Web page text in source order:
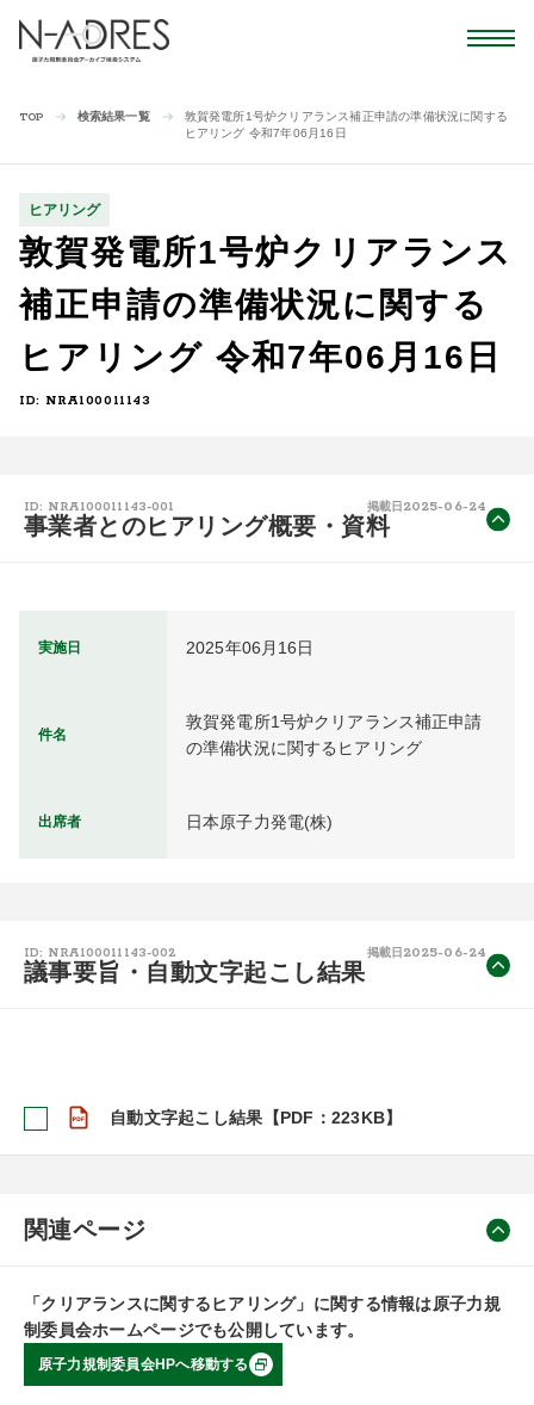
TOP 検索結果一覧
敦賀発電所1号炉クリアランス補正申請の準備状況に関する
ヒアリング 令和7年06月16日
ヒアリング
敦賀発電所1号炉クリアランス
補正申請の準備状況に関する
ヒアリング 令和7年06月16日
ID: NRA100011143
ID: NRA100011143-001 掲載日 2025-06-24
事業者とのヒアリング概要・資料
実施日 2025年06月16日
件名
敦賀発電所1号炉クリアランス補正申請
の準備状況に関するヒアリング
出席者 日本原子力発電(株)
ID: NRA100011143-002 掲載日 2025-06-24
議事要旨・自動文字起こし結果
自動文字起こし結果【PDF：223KB】
関連ページ
「クリアランスに関するヒアリング」に関する情報は原子力規
制委員会ホームページでも公開しています。
原子力規制委員会HPへ移動する